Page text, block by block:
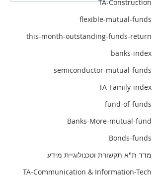
TA-Construction
flexible-mutual-funds
this-month-outstanding-funds-return
banks-index
semiconductor-mutual-funds
TA-Family-index
fund-of-funds
Banks-More-mutual-fund
Bonds-funds
מדד ת"א תקשורת וטכנולוגיית מידע
TA-Communication & Information-Tech